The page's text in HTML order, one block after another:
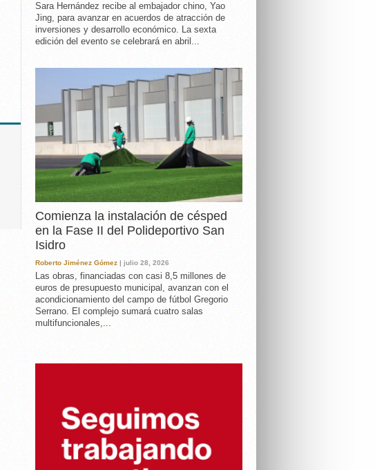
Sara Hernández recibe al embajador chino, Yao
Jing, para avanzar en acuerdos de atracción de
inversiones y desarrollo económico. La sexta
edición del evento se celebrará en abril...
Comienza la instalación de césped
en la Fase II del Polideportivo San
Isidro
Roberto Jiménez Gómez | julio 28, 2026
Las obras, financiadas con casi 8,5 millones de
euros de presupuesto municipal, avanzan con el
acondicionamiento del campo de fútbol Gregorio
Serrano. El complejo sumará cuatro salas
multifuncionales,...